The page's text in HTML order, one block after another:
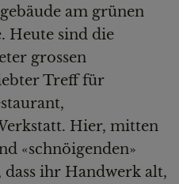
am grünen
Heute sind die
grossen
Treff für
Hier, mitten
«schnöigenden»
dass ihr Handwerk alt,